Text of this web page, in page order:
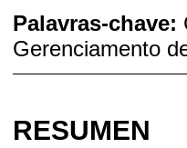
Palavras-chave:
Gerenciamento
RESUMEN